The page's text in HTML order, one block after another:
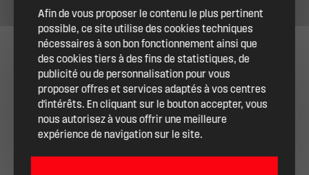
Afin de vous proposer le contenu le plus pertinent
possible, ce site utilise des cookies techniques
nécessaires à son bon fonctionnement ainsi que
des cookies tiers à des fins de statistiques, de
publicité ou de personnalisation pour vous
proposer offres et services adaptés à vos centres
d'intérêts. En cliquant sur le bouton accepter, vous
nous autorisez à vous offrir une meilleure
expérience de navigation sur le site.